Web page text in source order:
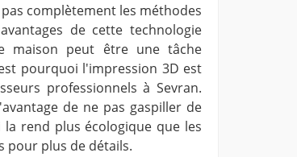
complètement les méthodes
de cette technologie
maison peut être une tâche
pourquoi l'impression 3D est
professionnels à Sevran.
de ne pas gaspiller de
rend plus écologique que les
pour plus de détails.